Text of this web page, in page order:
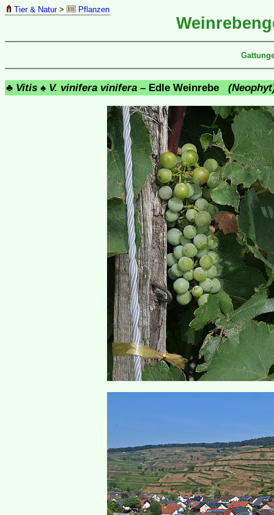
Tier & Natur> Pflanzen
♣ Vitis ♠ V. vinifera vinifera – Edle Weinrebe